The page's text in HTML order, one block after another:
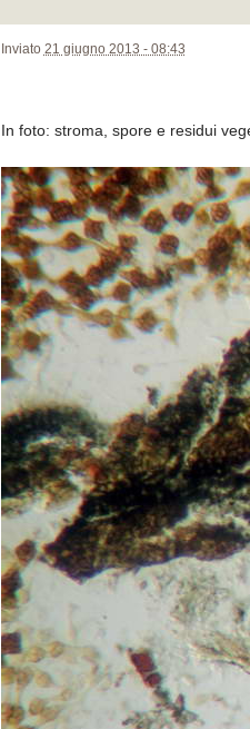
Inviato 21 giugno 2013 - 08:43
In foto: stroma, spore e residui